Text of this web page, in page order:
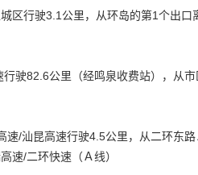
区行驶3.1 公里，从环岛的第1个出口
行驶82.6公里（经鸣泉收费站），从
速/汕昆高速行驶4.5公里，从二环东
速/二环快速（Ａ线）